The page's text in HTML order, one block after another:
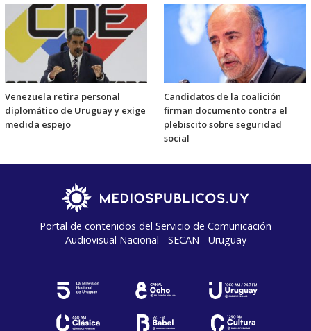
Venezuela retira personal
diplomático de Uruguay y exige
medida espejo
Candidatos de la coalición
firman documento contra el
plebiscito sobre seguridad
social
Portal de contenidos del Servicio de Comunicación
Audiovisual Nacional - SECAN - Uruguay